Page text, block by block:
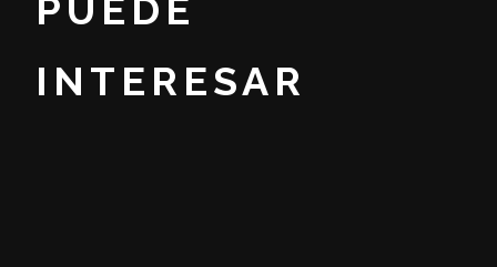
PUEDE
INTERESAR